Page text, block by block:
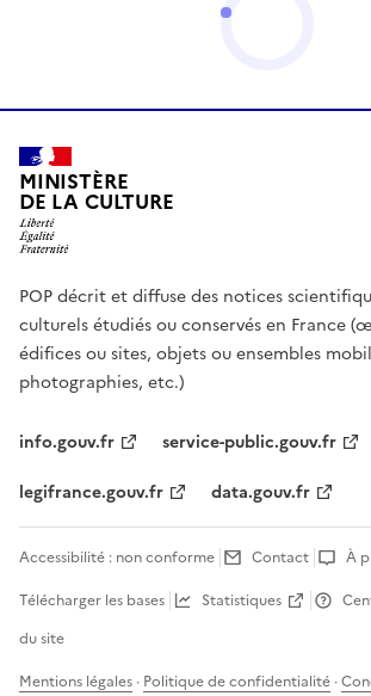
MINISTÈRE
DE LA CULTURE
POP décrit et diffuse des notices
culturels étudiés ou conservés en France
édifices ou sites, objets ou ensembles
photographies, etc.)
info.gouv.fr
service-public.gouv.fr
legifrance.gouv.fr
data.gouv.fr
Accessibilité : non conforme Contact
À
Télécharger les bases
Statistiques
du site
Mentions légales · Politique de confidentialité ·